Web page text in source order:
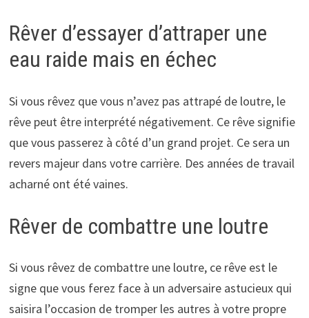
Rêver d’essayer d’attraper une
eau raide mais en échec
Si vous rêvez que vous n’avez pas attrapé de loutre, le
rêve peut être interprété négativement. Ce rêve signifie
que vous passerez à côté d’un grand projet. Ce sera un
revers majeur dans votre carrière. Des années de travail
acharné ont été vaines.
Rêver de combattre une loutre
Si vous rêvez de combattre une loutre, ce rêve est le
signe que vous ferez face à un adversaire astucieux qui
saisira l’occasion de tromper les autres à votre propre